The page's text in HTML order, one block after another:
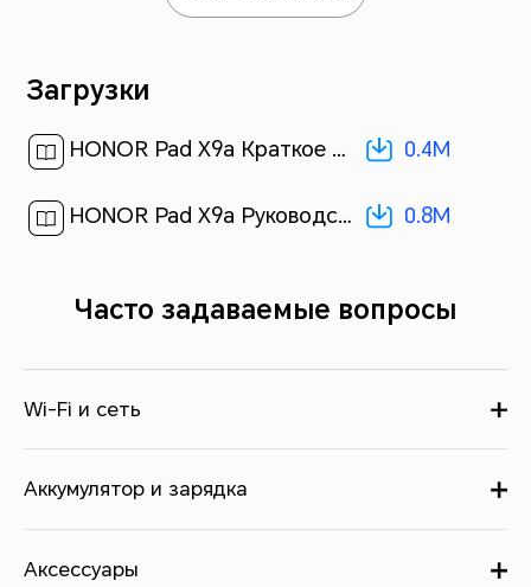
Загрузки
HONOR Pad X9a Краткое руководство пользователя-(Magic OS 9.0_01,ELN2-L29,ru)[ 0.4M ] 0.4M
HONOR Pad X9a Руководство пользователя-(MagicOS 9.0_01,ru,LTE)[ 0.8M ] 0.8M
Часто задаваемые вопросы
Wi-Fi и сеть
Аккумулятор и зарядка
Аксессуары